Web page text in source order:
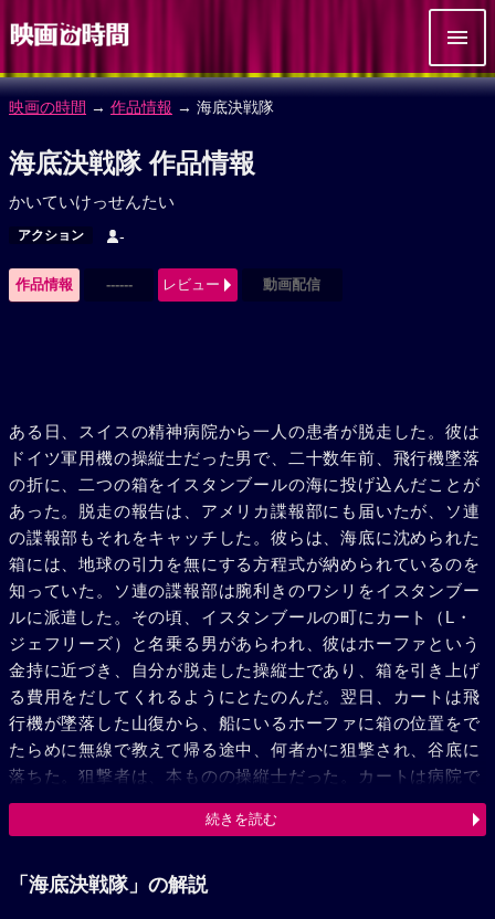
映画の時間 → 作品情報 → 海底決戦隊
海底決戦隊 作品情報
かいていけっせんたい
アクション -
作品情報 ------ レビュー 動画配信
ある日、スイスの精神病院から一人の患者が脱走した。彼は
ドイツ軍用機の操縦士だった男で、二十数年前、飛行機墜落
の折に、二つの箱をイスタンブールの海に投げ込んだことが
あった。脱走の報告は、アメリカ諜報部にも届いたが、ソ連
の諜報部もそれをキャッチした。彼らは、海底に沈められた
箱には、地球の引力を無にする方程式が納められているのを
知っていた。ソ連の諜報部は腕利きのワシリをイスタンブー
ルに派遣した。その頃、イスタンブールの町にカート（L・
ジェフリーズ）と名乗る男があらわれ、彼はホーファという
金持に近づき、自分が脱走した操縦士であり、箱を引き上げ
る費用をだしてくれるようにとたのんだ。翌日、カートは飛
行機が墜落した山復から、船にいるホーファに箱の位置をで
たらめに無線で教えて帰る途中、何者かに狙撃され、谷底に
落ちた。狙撃者は、本ものの操縦士だった。カートは病院で
操縦士と会い、病気を治してやるといって箱の秘密をききだ
したのだった。谷底へ落ちたものの、カートは死ななかっ
われた。そこでカートはニセの箱を用意したりしたが、それ
続きを読む
「海底決戦隊」の解説